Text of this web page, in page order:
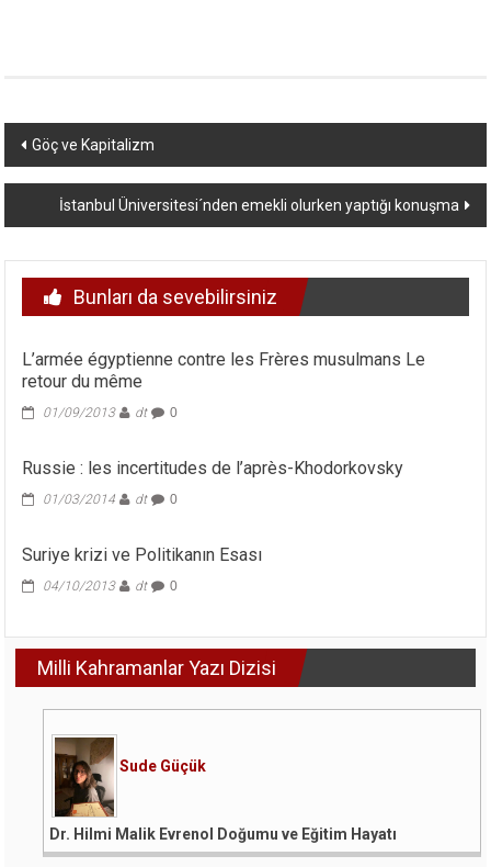
Yazı
dolaşımı
Göç ve Kapitalizm
İstanbul Üniversitesi´nden emekli olurken yaptığı konuşma
Bunları da sevebilirsiniz
L’armée égyptienne contre les Frères musulmans Le
retour du même
01/09/2013 dt 0
Russie : les incertitudes de l’après-Khodorkovsky
01/03/2014 dt 0
Suriye krizi ve Politikanın Esası
04/10/2013 dt 0
Milli Kahramanlar Yazı Dizisi
Sude Güçük
Dr. Hilmi Malik Evrenol Doğumu ve Eğitim Hayatı